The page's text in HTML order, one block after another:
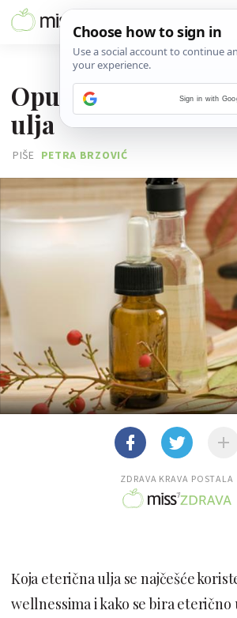
Opusti se uz miris
ulja
PIŠE PETRA BRZOVIĆ
ZDRAVA KRAVA POSTALA
Koja eterična ulja se najčešće
wellnessima i kako se bira
Sign in with